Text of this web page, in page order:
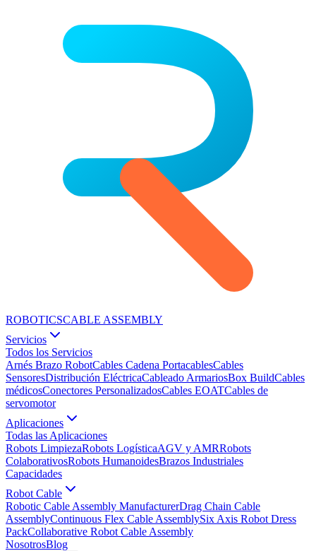
ROBOTICSCABLE ASSEMBLY
Servicios
Todos los Servicios
Arnés Brazo RobotCables Cadena PortacablesCables
SensoresDistribución EléctricaCableado ArmariosBox BuildCables
médicosConectores PersonalizadosCables EOATCables de
servomotor
Aplicaciones
Todas las Aplicaciones
Robots LimpiezaRobots LogísticaAGV y AMRRobots
ColaborativosRobots HumanoidesBrazos Industriales
Capacidades
Robot Cable
Robotic Cable Assembly ManufacturerDrag Chain Cable
AssemblyContinuous Flex Cable AssemblySix Axis Robot Dress
PackCollaborative Robot Cable Assembly
NosotrosBlog